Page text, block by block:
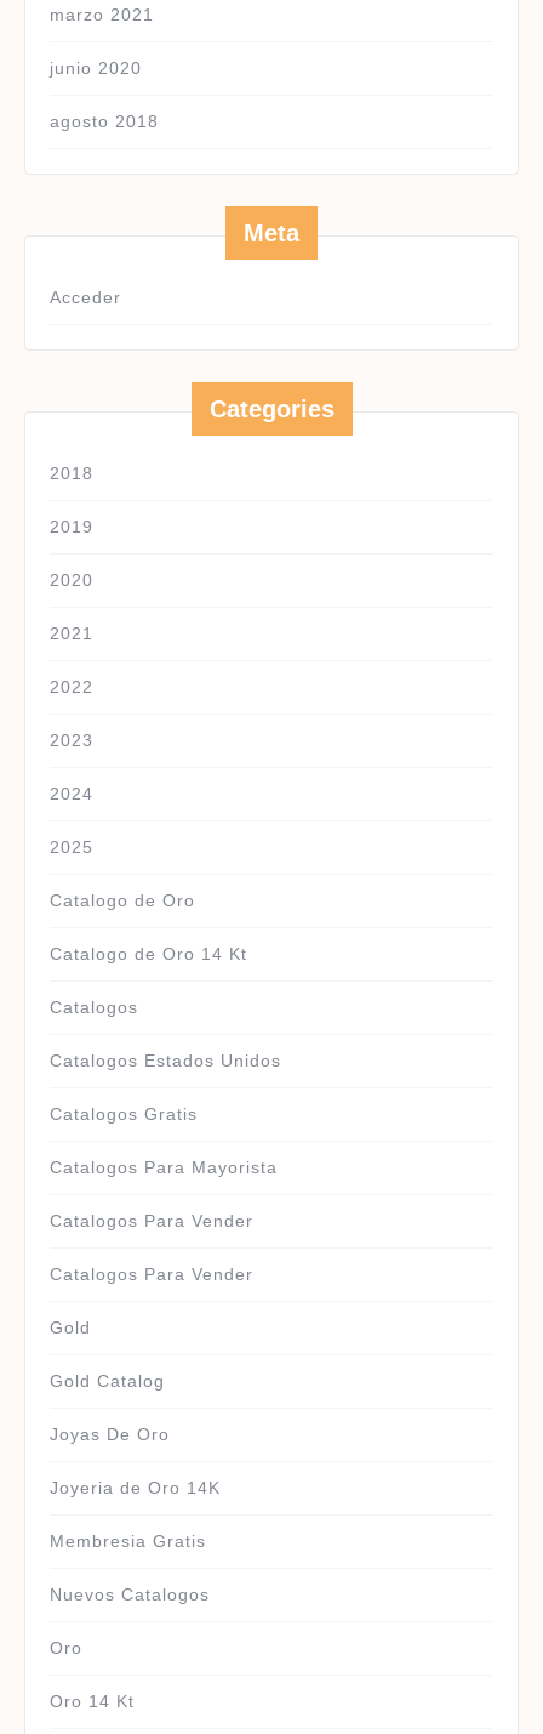
marzo 2021
junio 2020
agosto 2018
Meta
Acceder
Categories
2018
2019
2020
2021
2022
2023
2024
2025
Catalogo de Oro
Catalogo de Oro 14 Kt
Catalogos
Catalogos Estados Unidos
Catalogos Gratis
Catalogos Para Mayorista
Catalogos Para Vender
Catalogos Para Vender
Gold
Gold Catalog
Joyas De Oro
Joyeria de Oro 14K
Membresia Gratis
Nuevos Catalogos
Oro
Oro 14 Kt